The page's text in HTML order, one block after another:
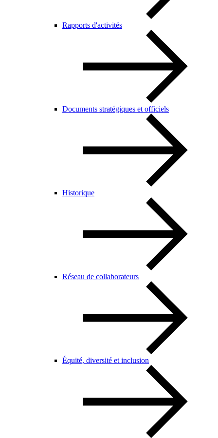
Rapports d'activités
Documents stratégiques et officiels
Historique
Réseau de collaborateurs
Équité, diversité et inclusion